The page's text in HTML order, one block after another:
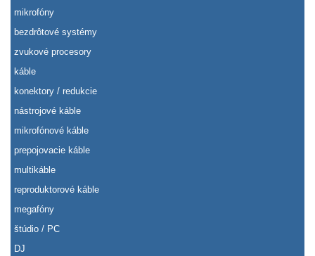
mikrofóny
bezdrôtové systémy
zvukové procesory
káble
konektory / redukcie
nástrojové káble
mikrofónové káble
prepojovacie káble
multikáble
reproduktorové káble
megafóny
štúdio / PC
DJ